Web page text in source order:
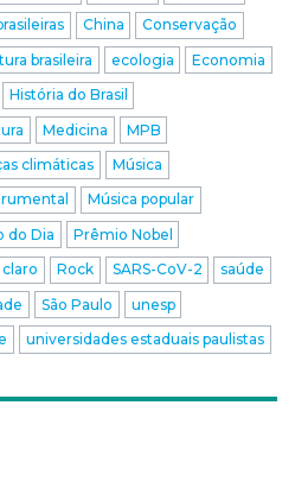
China
Conservação
brasileira ecologia
Economia
História do Brasil
Medicina
MPB
climáticas
Música
Música popular
do Dia
Prêmio Nobel
Rock SARS-CoV-2
saúde
São Paulo
unesp
universidades estaduais paulistas